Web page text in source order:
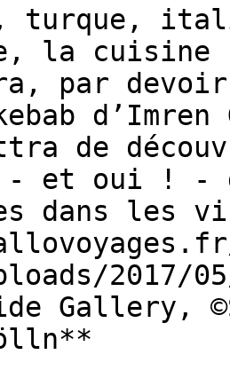
turque,
la cuisine
par
kebab
de
- et oui ! -
dans les
2017/
Gallery,